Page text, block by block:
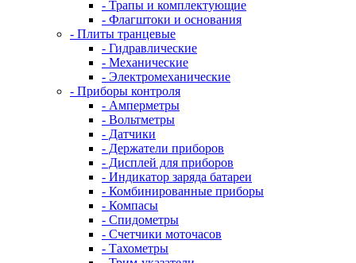
- Трапы и комплектующие
- Флагштоки и основания
- Плиты транцевые
- Гидравлические
- Механические
- Электромеханические
- Приборы контроля
- Амперметры
- Вольтметры
- Датчики
- Держатели приборов
- Дисплей для приборов
- Индикатор заряда батареи
- Комбинированные приборы
- Компасы
- Спидометры
- Счетчики моточасов
- Тахометры